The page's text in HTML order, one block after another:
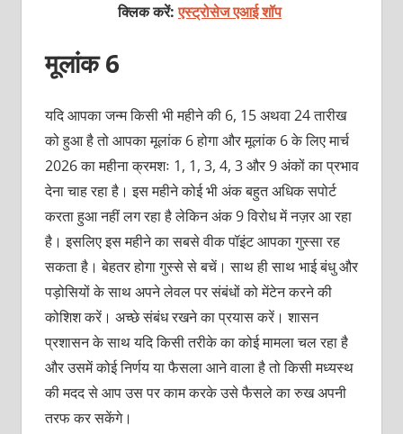
क्लिक करें:एस्ट्रोसेज एआई शॉप
मूलांक 6
यदि आपका जन्म किसी भी महीने की 6, 15 अथवा 24 तारीख
को हुआ है तो आपका मूलांक 6 होगा और मूलांक 6 के लिए मार्च
2026 का महीना क्रमशः 1, 1, 3, 4, 3 और 9 अंकों का प्रभाव
देना चाह रहा है। इस महीने कोई भी अंक बहुत अधिक सपोर्ट
करता हुआ नहीं लग रहा है लेकिन अंक 9 विरोध में नज़र आ रहा
है। इसलिए इस महीने का सबसे वीक पॉइंट आपका गुस्सा रह
सकता है। बेहतर होगा गुस्से से बचें। साथ ही साथ भाई बंधु और
पड़ोसियों के साथ अपने लेवल पर संबंधों को मेंटेन करने की
कोशिश करें। अच्छे संबंध रखने का प्रयास करें। शासन
प्रशासन के साथ यदि किसी तरीके का कोई मामला चल रहा है
और उसमें कोई निर्णय या फैसला आने वाला है तो किसी मध्यस्थ
की मदद से आप उस पर काम करके उसे फैसले का रुख अपनी
तरफ कर सकेंगे।